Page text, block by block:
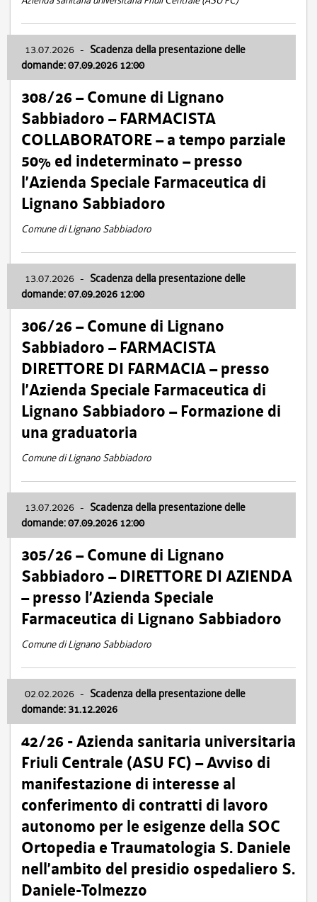
13.07.2026 - Scadenza della presentazione delle
domande: 07.09.2026 12:00
308/26 – Comune di Lignano
Sabbiadoro – FARMACISTA
COLLABORATORE – a tempo parziale
50% ed indeterminato – presso
l’Azienda Speciale Farmaceutica di
Lignano Sabbiadoro
Comune di Lignano Sabbiadoro
13.07.2026 - Scadenza della presentazione delle
domande: 07.09.2026 12:00
306/26 – Comune di Lignano
Sabbiadoro – FARMACISTA
DIRETTORE DI FARMACIA – presso
l’Azienda Speciale Farmaceutica di
Lignano Sabbiadoro – Formazione di
una graduatoria
Comune di Lignano Sabbiadoro
13.07.2026 - Scadenza della presentazione delle
domande: 07.09.2026 12:00
305/26 – Comune di Lignano
Sabbiadoro – DIRETTORE DI AZIENDA
– presso l’Azienda Speciale
Farmaceutica di Lignano Sabbiadoro
Comune di Lignano Sabbiadoro
02.02.2026 - Scadenza della presentazione delle
domande: 31.12.2026
42/26 - Azienda sanitaria universitaria
Friuli Centrale (ASU FC) – Avviso di
manifestazione di interesse al
conferimento di contratti di lavoro
autonomo per le esigenze della SOC
Ortopedia e Traumatologia S. Daniele
nell’ambito del presidio ospedaliero S.
Daniele-Tolmezzo